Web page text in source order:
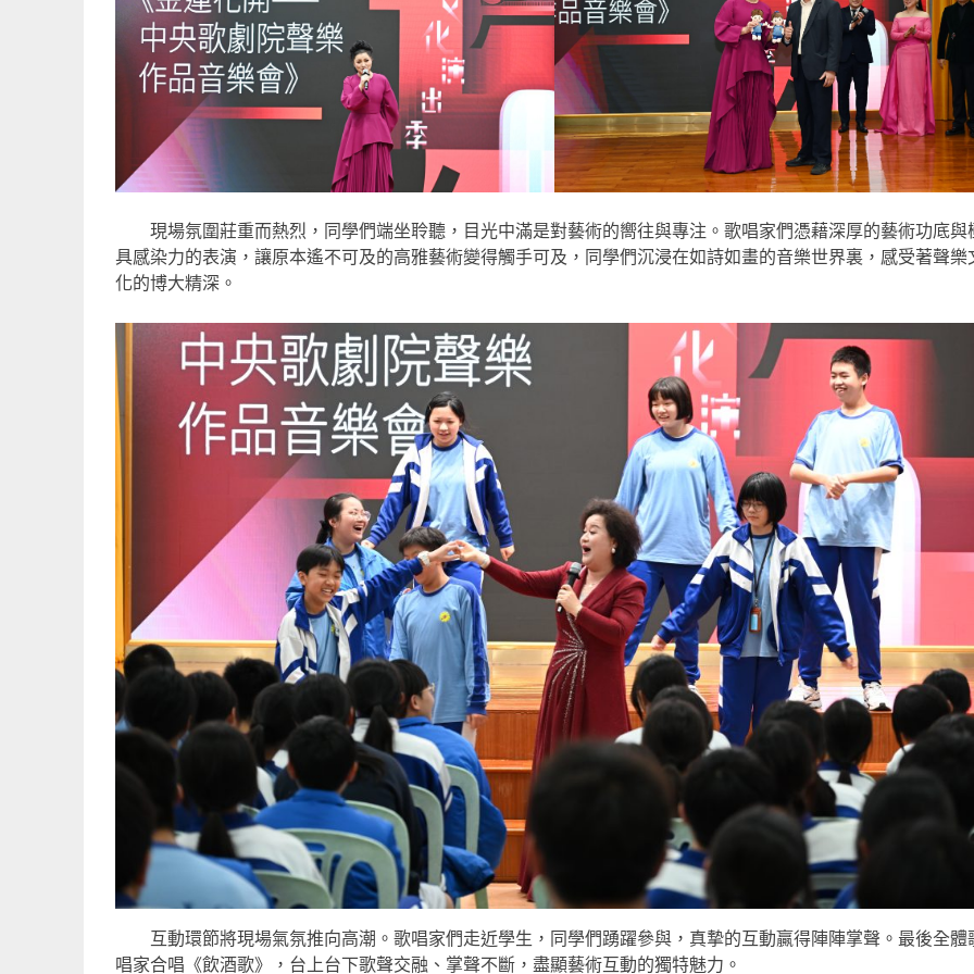
現場氛圍莊重而熱烈，同學們端坐聆聽，目光中滿是對藝術的嚮往與專注。歌唱家們憑藉深厚的藝術功底與
具感染力的表演，讓原本遙不可及的高雅藝術變得觸手可及，同學們沉浸在如詩如畫的音樂世界裏，感受著聲樂
化的博大精深。
互動環節將現場氣氛推向高潮。歌唱家們走近學生，同學們踴躍參與，真摯的互動贏得陣陣掌聲。最後全體
唱家合唱《飲酒歌》，台上台下歌聲交融、掌聲不斷，盡顯藝術互動的獨特魅力。